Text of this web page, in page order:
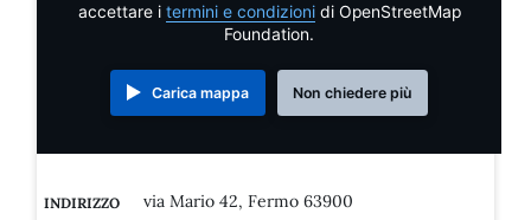
accettare i termini e condizionidi OpenStreetMap
Foundation.
Carica mappa Non chiedere più
INDIRIZZO
via Mario 42, Fermo 63900